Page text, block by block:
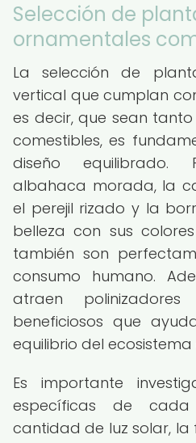
Selección de
ornamentales
La selección de
vertical que cumplan
es decir, que sean
comestibles, es
diseño
albahaca morada, la
el perejil rizado y la
belleza con sus
también son
consumo humano.
atraen
beneficiosos que
equilibrio del
Es importante
específicas de
cantidad de luz solar, la